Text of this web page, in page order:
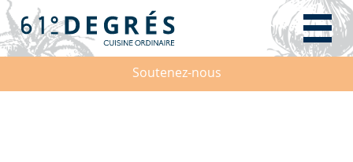
Soutenez-nous